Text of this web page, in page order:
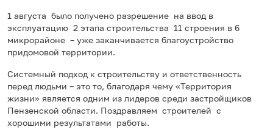
1 августа было получено разрешение на ввод в
эксплуатацию 2 этапа строительства 11 строения в 6
микрорайоне – уже заканчивается благоустройство
придомовой территории.
Системный подход к строительству и ответственность
перед людьми – это то, благодаря чему «Территория
жизни» является одним из лидеров среди застройщиков
Пензенской области. Поздравляем строителей с
хорошими результатами работы.